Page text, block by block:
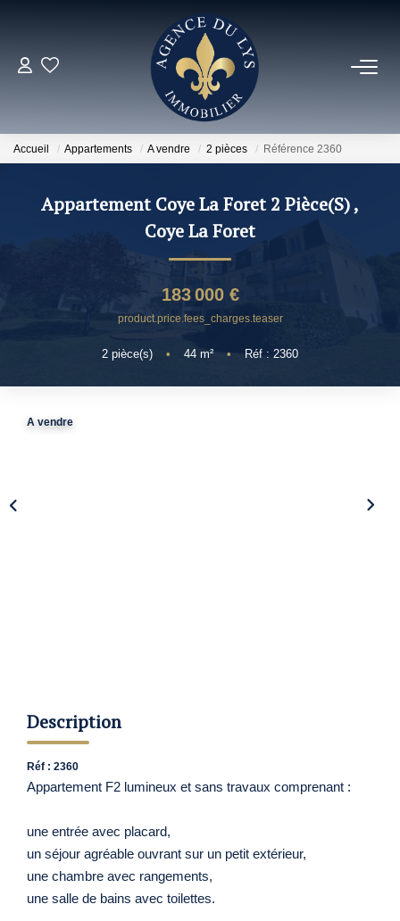
ACHETER
Louer
NOS NOUVEAUTÉS
ESTIMER
NOS AGENCES
Accueil Appartements A vendre 2 pièces Référence 2360
Appartement Coye La Foret 2 Pièce(s),
Coye La Foret
183 000 €
product.price.fees_charges.teaser
2 pièce(s) • 44 m² • Réf : 2360
A vendre
Description
Réf : 2360
Appartement F2 lumineux et sans travaux comprenant :
une entrée avec placard,
un séjour agréable ouvrant sur un petit extérieur,
une chambre avec rangements,
une salle de bains avec toilettes.